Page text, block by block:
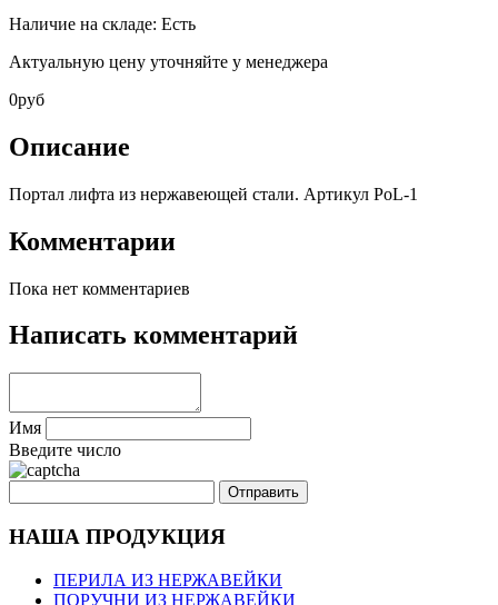
Наличие на складе: Есть
Актуальную цену уточняйте у менеджера
0руб
Описание
Портал лифта из нержавеющей стали. Артикул PoL-1
Комментарии
Пока нет комментариев
Написать комментарий
Имя
Введите число
НАША ПРОДУКЦИЯ
ПЕРИЛА ИЗ НЕРЖАВЕЙКИ
ПОРУЧНИ ИЗ НЕРЖАВЕЙКИ